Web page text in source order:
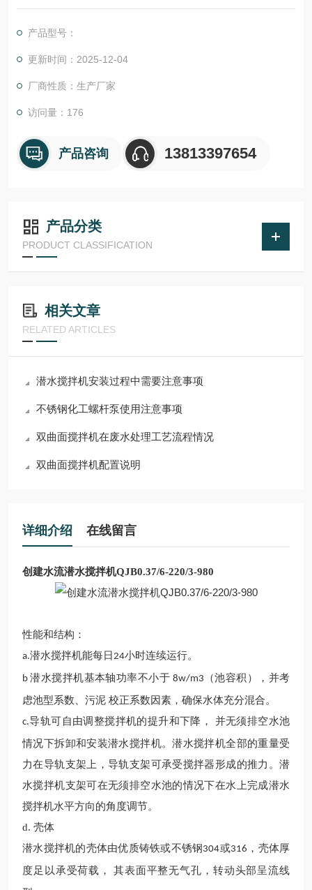
方向转动，避免出现搅拌死角。叶片应为高效自清洁型，无振动
产品型号：
更新时间：2025-12-04
厂商性质：生产厂家
访问量：176
产品咨询 13813397654
产品分类
PRODUCT CLASSIFICATION
相关文章
RELATED ARTICLES
潜水搅拌机安装过程中需要注意事项
不锈钢化工螺杆泵使用注意事项
双曲面搅拌机在废水处理工艺流程情况
双曲面搅拌机配置说明
详细介绍 在线留言
创建水流潜水搅拌机QJB0.37/6-220/3-980
性能和结构：
a.潜水搅拌机能每日 24小时连续运行。
b潜水搅拌机基本轴功率不小于 8w/m3 （池容积），并考
虑池型系数、污泥 校正系数因素，确保水体充分混合。
c.导轨可自由调整搅拌机的提升和下降， 并无须排空水池
情况下拆卸和安装潜水搅拌机。潜水搅拌机全部的重量受
力在导轨支架上 ，导轨支架可承受搅拌器形成的推力。 潜
水搅拌机支架可在无须排空水池的情况下在水上完成潜水
搅拌机水平方向的角度调节。
d. 壳体
潜水搅拌机的壳体由优质铸铁或不锈钢304或316 ，壳体厚
度足以承受荷载，
其表面平整无气孔，转动头部呈流线